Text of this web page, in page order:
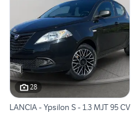
28
LANCIA - Ypsilon S - 1.3 MJT 95 CV